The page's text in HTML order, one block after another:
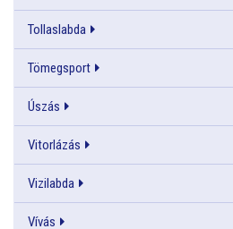
Tollaslabda
Tömegsport
Úszás
Vitorlázás
Vizilabda
Vívás